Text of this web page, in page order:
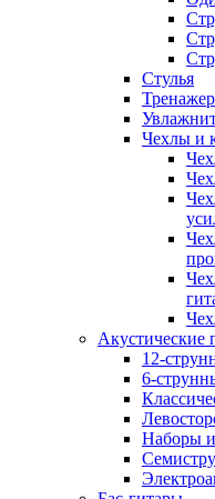
Стулья
Чехлы и
Акустические
12-
6-
Наборы